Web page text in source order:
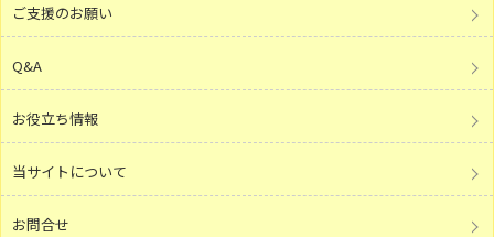
ご支援のお願い
Q&A
お役立ち情報
当サイトについて
お問合せ